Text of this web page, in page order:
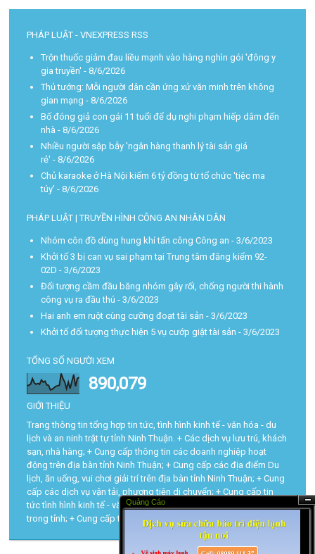
Ẩn
Quảng Cáo
PHÁP LUẬT - VNEXPRESS RSS
Trộn thuốc giảm đau liều mạnh vào hàng nghìn gói 'đông y
gia truyền' - 8/6/2026
Thủ tướng: Mỗi người dân cần ứng xử văn minh trên không
gian mạng - 8/6/2026
Bố đóng giả con gái 11 tuổi để dụ nghi phạm hiếp dâm đến
nhà - 8/6/2026
Nhiều người sập bẫy 'ngân hàng thanh lý tài sản giá
rẻ' - 8/6/2026
Chủ karaoke ở Hà Nội kiếm 6 tỷ đồng từ tổ chức 'tiệc ma
túy' - 8/6/2026
PHÁP LUẬT | TRUYỀN HÌNH CÔNG AN NHÂN DÂN
Nhóm côn đồ dùng hung khí tấn công Công an - 3/6/2023
Khởi tố 3 bị can vụ sai phạm tại Trung tâm đăng kiểm 92-
02D - 3/6/2023
Đối tượng cầm đầu băng nhóm gây rối, chống người thi hành
công vụ ra đầu thú - 3/6/2023
Hai anh em ruột cùng cưỡng đoạt tài sản - 3/6/2023
Khởi tố đối tượng thực hiện 5 vụ cướp giật tài sản - 3/6/2023
TỔNG SỐ NGƯỜI XEM
890,079
GIỚI THIỆU
Trang thông tin tổng hợp tin tức, tình hình kinh tế - văn hóa - du
lịch và an ninh trật tự tỉnh Ninh Thuận. + Các dịch vụ lưu trú, khách
sạn, nhà hàng; + Cung cấp thông tin các doanh nghiệp hoạt
động trên địa bàn tỉnh Ninh Thuận; + Cung cấp các địa điểm Du
lịch, ăn uống, vui chơi giải trí trên địa bàn tỉnh Ninh Thuận; + Cung
cấp các dịch vụ vận tải, phương tiện di chuyển; + Cung cấp tin
tức tình hình kinh tế - văn hóa - du lịch và trật tự an toàn xã hội
trong tỉnh; + Cung cấp tra cứu các thủ tục hành chính...